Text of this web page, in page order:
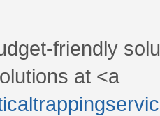
friendly
at <a